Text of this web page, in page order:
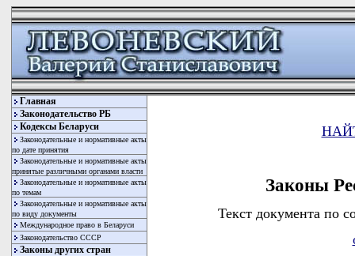
Главная
Законодательство РБ
Кодексы Беларуси
Законодательные и нормативные акты
по дате принятия
Законодательные и нормативные акты
принятые различными органами власти
Законодательные и нормативные акты
по темам
Законодательные и нормативные акты
по виду документы
Международное право в Беларуси
Законодательство СССР
Законы других стран
Законы
Текст документа по